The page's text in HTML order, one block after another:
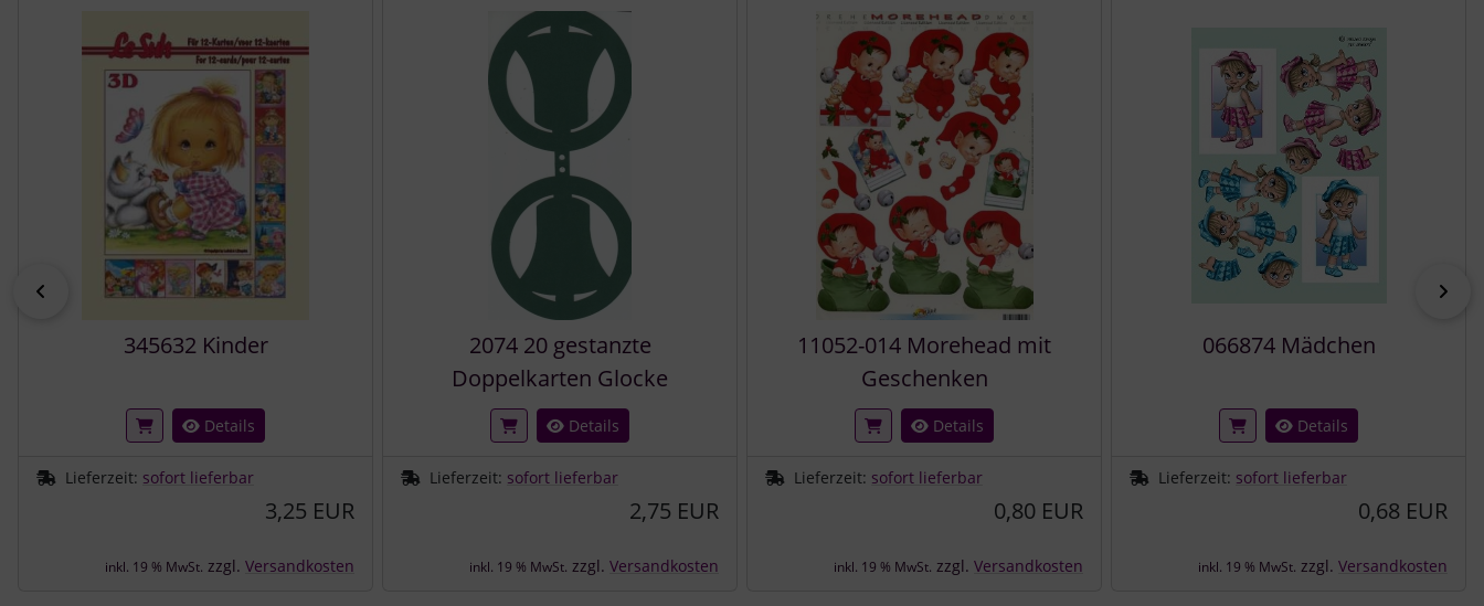
345632 Kinder
Details
Lieferzeit: sofort lieferbar
3,25 EUR
inkl. 19 % MwSt. zzgl. Versandkosten
2074 20 gestanzte
Doppelkarten Glocke
Details
Lieferzeit: sofort lieferbar
2,75 EUR
inkl. 19 % MwSt. zzgl. Versandkosten
11052-014 Morehead mit
Geschenken
Details
Lieferzeit: sofort lieferbar
0,80 EUR
inkl. 19 % MwSt. zzgl. Versandkosten
066874 Mädchen
Details
Lieferzeit: sofort lieferbar
0,68 EUR
inkl. 19 % MwSt. zzgl. Versandkosten